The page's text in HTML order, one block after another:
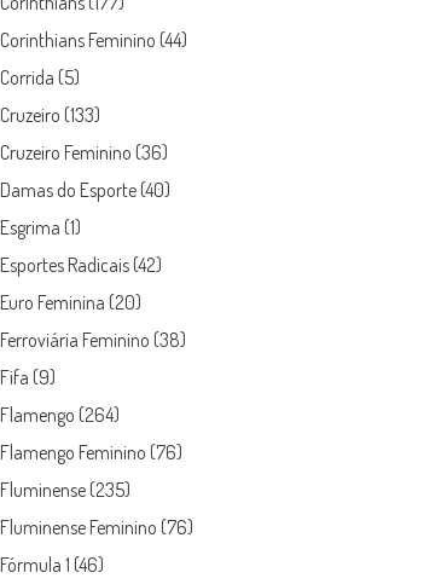
Corinthians Feminino (44)
Corrida (5)
Cruzeiro (133)
Cruzeiro Feminino (36)
Damas do Esporte (40)
Esgrima (1)
Esportes Radicais (42)
Euro Feminina (20)
Ferroviária Feminino (38)
Fifa (9)
Flamengo (264)
Flamengo Feminino (76)
Fluminense (235)
Fluminense Feminino (76)
Fórmula 1 (46)